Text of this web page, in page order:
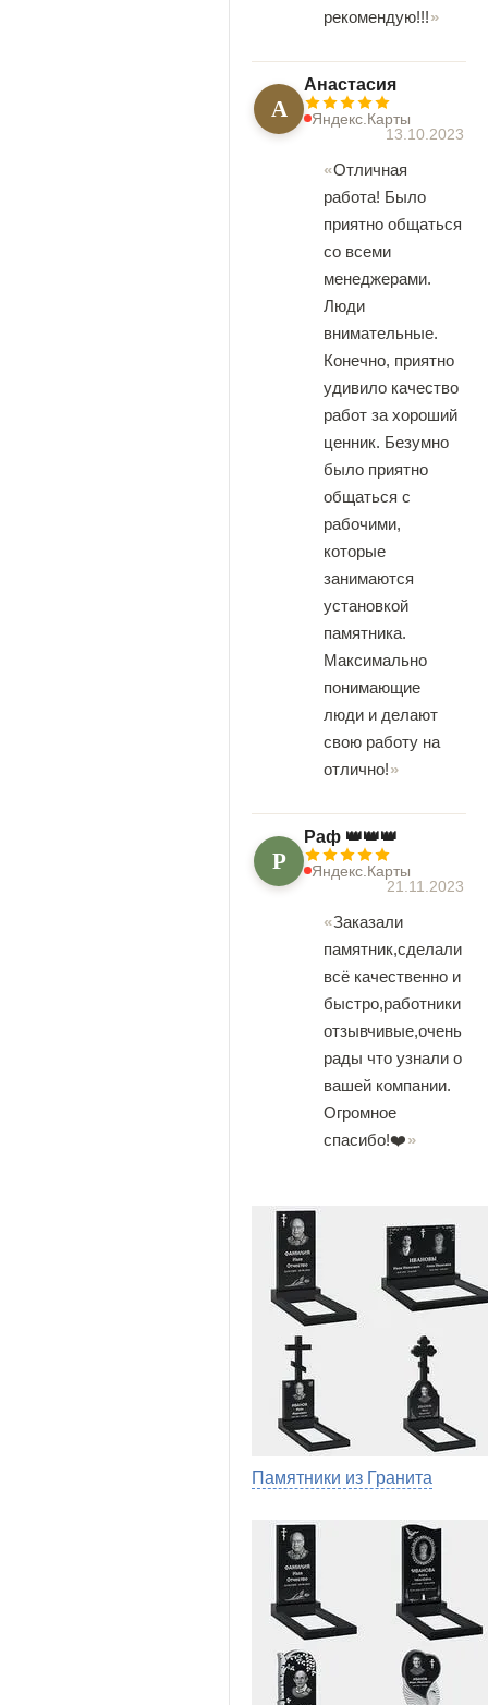
рекомендую!!!
А
Анастасия
Яндекс.Карты
13.10.2023
Отличная
работа! Было
приятно общаться
со всеми
менеджерами.
Люди
внимательные.
Конечно, приятно
удивило качество
работ за хороший
ценник. Безумно
было приятно
общаться с
рабочими,
которые
занимаются
установкой
памятника.
Максимально
понимающие
люди и делают
свою работу на
отлично!
Р
Раф 👑👑👑
Яндекс.Карты
21.11.2023
Заказали
памятник,сделали
всё качественно и
быстро,работники
отзывчивые,очень
рады что узнали о
вашей компании.
Огромное
спасибо!❤️
Памятники из Гранита